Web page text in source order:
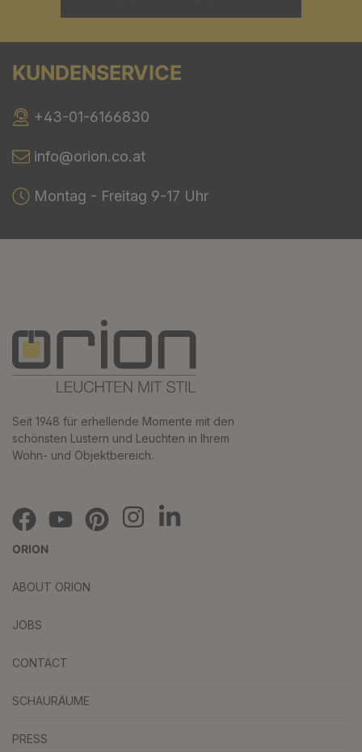
KUNDENSERVICE
+43-01-6166830
info@orion.co.at
Montag - Freitag 9-17 Uhr
Seit 1948 für erhellende Momente mit den
schönsten Lustern und Leuchten in Ihrem
Wohn- und Objektbereich.
ORION
ABOUT ORION
JOBS
CONTACT
SCHAURÄUME
PRESS